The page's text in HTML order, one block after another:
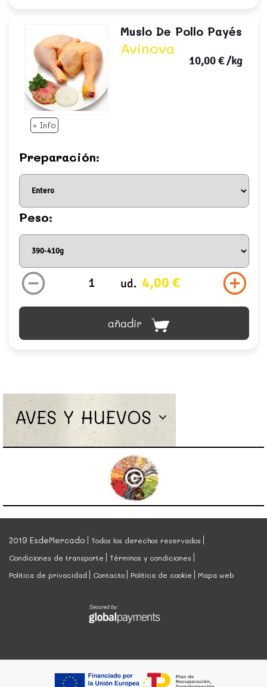
+ Info
Muslo De Pollo Payés
Avinova
10,00 €/kg
Preparación:
Peso:
ud. 4,00 €
añadir
AVES Y HUEVOS
2019 EsdeMercado
Todos los derechos reservados
Condiciones de transporte
Términos y condiciones
Política de privacidad
Contacto Política de cookie Mapa web